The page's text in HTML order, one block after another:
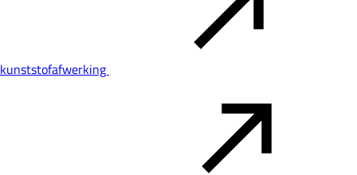
kunststofafwerking